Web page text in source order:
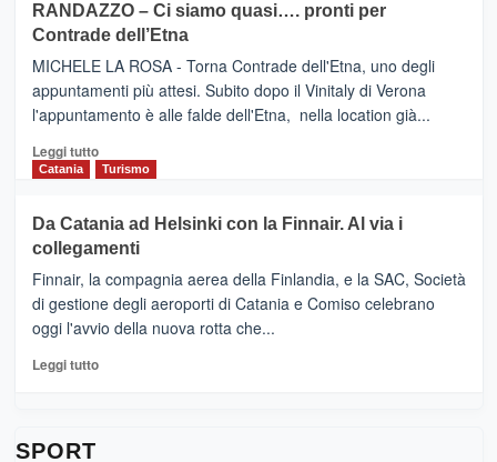
IL
NUOVO
SUMMER
CLUB
VIAGRANDE
(Ct)
–
Benanti
presenta
“Vino
&
Cultura
tappe
dell’enoturismo
RANDAZZO – Ci siamo quasi…. pronti per
Contrade dell’Etna
MICHELE LA ROSA - Torna Contrade dell'Etna, uno degli
appuntamenti più attesi. Subito dopo il Vinitaly di Verona
l'appuntamento è alle falde dell'Etna, nella location già...
Leggi tuttoLeggi
di
RANDAZZO
–
Ci
siamo
quasi….
pronti
per
Catania Turismo
Da Catania ad Helsinki con la Finnair. Al via i
collegamenti
Finnair, la compagnia aerea della Finlandia, e la SAC, Società
di gestione degli aeroporti di Catania e Comiso celebrano
oggi l'avvio della nuova rotta che...
Leggi tuttoLeggi
SPORT